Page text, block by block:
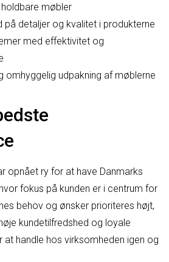
møbler
detaljer og kvalitet i produkterne
med effektivitet og
omhyggelig udpakning af møblerne
opnået ry for at have Danmarks
fokus på kunden er i centrum for
behov og ønsker prioriteres højt,
kundetilfredshed og loyale
handle hos virksomheden igen og